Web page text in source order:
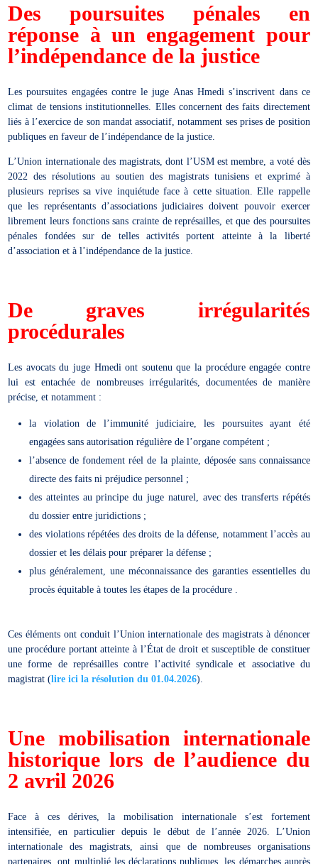
Des poursuites pénales en
réponse à un engagement pour
l’indépendance de la justice
Les poursuites engagées contre le juge Anas Hmedi s’inscrivent dans ce
climat de tensions institutionnelles. Elles concernent des faits directement
liés à l’exercice de son mandat associatif, notamment ses prises de position
publiques en faveur de l’indépendance de la justice.
L’Union internationale des magistrats, dont l’USM est membre, a voté dès
2022 des résolutions au soutien des magistrats tunisiens et exprimé à
plusieurs reprises sa vive inquiétude face à cette situation. Elle rappelle
que les représentants d’associations judiciaires doivent pouvoir exercer
librement leurs fonctions sans crainte de représailles, et que des poursuites
pénales fondées sur de telles activités portent atteinte à la liberté
d’association et à l’indépendance de la justice.
De graves irrégularités
procédurales
Les avocats du juge Hmedi ont soutenu que la procédure engagée contre
lui est entachée de nombreuses irrégularités, documentées de manière
précise, et notamment :
la violation de l’immunité judiciaire, les poursuites ayant été
engagées sans autorisation régulière de l’organe compétent ;
l’absence de fondement réel de la plainte, déposée sans connaissance
directe des faits ni préjudice personnel ;
des atteintes au principe du juge naturel, avec des transferts répétés
du dossier entre juridictions ;
des violations répétées des droits de la défense, notamment l’accès au
dossier et les délais pour préparer la défense ;
plus généralement, une méconnaissance des garanties essentielles du
procès équitable à toutes les étapes de la procédure .
Ces éléments ont conduit l’Union internationale des magistrats à dénoncer
une procédure portant atteinte à l’État de droit et susceptible de constituer
une forme de représailles contre l’activité syndicale et associative du
magistrat (lire ici la résolution du 01.04.2026).
Une mobilisation internationale
historique lors de l’audience du
2 avril 2026
Face à ces dérives, la mobilisation internationale s’est fortement
intensifiée, en particulier depuis le début de l’année 2026. L’Union
internationale des magistrats, ainsi que de nombreuses organisations
partenaires, ont multiplié les déclarations publiques, les démarches auprès